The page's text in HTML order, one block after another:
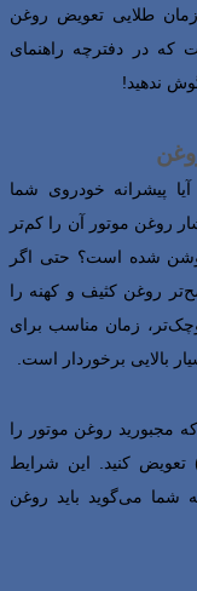
طلایی تعویض روغن
که در دفترچه راهنمای
ندهید!
پیشرانه خودروی شما
روغن موتور آن را کم‌تر
شده است؟ حتی اگر
روغن کثیف و کهنه را
زمان مناسب برای
بالایی برخوردار است.
مجبورید روغن موتور را
کنید. این شرایط
شما می‌گوید باید روغن